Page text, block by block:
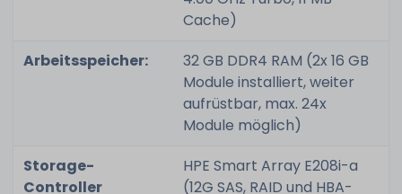
Cache)
Arbeitsspeicher:
32 GB DDR4 RAM (2x 16 GB
Module installiert, weiter
aufrüstbar, max. 24x
Module möglich)
Storage-
Controller
HPE Smart Array E208i-a
(12G SAS, RAID und HBA-